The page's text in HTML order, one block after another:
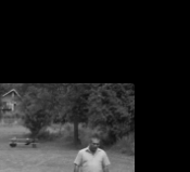
Schicková